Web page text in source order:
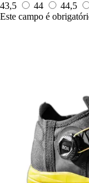
43,5
44 44,5
Este campo é